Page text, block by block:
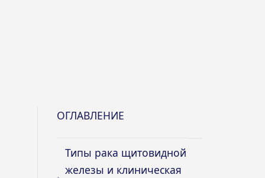
ОГЛАВЛЕНИЕ
Типы рака щитовидной
железы и клиническая